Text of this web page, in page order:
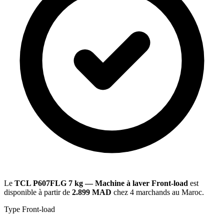
Le TCL P607FLG 7 kg — Machine à laver Front-load est
disponible à partir de 2.899 MAD chez 4 marchands au Maroc.
Type Front-load